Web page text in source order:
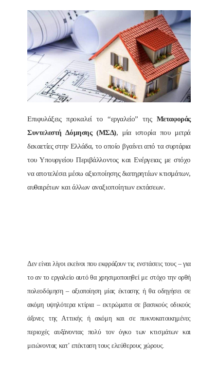
Επιφυλάξεις προκαλεί το “εργαλείο” της Μεταφοράς
Συντελεστή Δόμησης (ΜΣΔ), μία ιστορία που μετρά
δεκαετίες στην Ελλάδα, το οποίο βγαίνει από τα συρτάρια
του Υπουργείου Περιβάλλοντος και Ενέργειας με στόχο
να αποτελέσει μέσω αξιοποίησης διατηρητέων κτισμάτων,
αυθαιρέτων και άλλων αναξιοποίητων εκτάσεων.
Δεν είναι λίγοι εκείνοι που εκφράζουν τις ενστάσεις τους – για
το αν το εργαλείο αυτό θα χρησιμοποιηθεί με στόχο την ορθή
πολεοδόμηση – αξιοποίηση μίας έκτασης ή θα οδηγήσει σε
ακόμη υψηλότερα κτίρια – εκτρώματα σε βασικούς οδικούς
άξονες της Αττικής ή ακόμη και σε πυκνοκατοικημένες
περιοχές αυξάνοντας πολύ τον όγκο των κτισμάτων και
μειώνοντας κατ’ επέκταση τους ελεύθερους χώρους.